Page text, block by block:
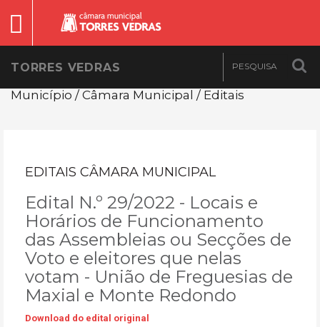
TORRES VEDRAS
Município / Câmara Municipal / Editais
EDITAIS CÂMARA MUNICIPAL
Edital N.º 29/2022 - Locais e
Horários de Funcionamento
das Assembleias ou Secções de
Voto e eleitores que nelas
votam - União de Freguesias de
Maxial e Monte Redondo
Download do edital original